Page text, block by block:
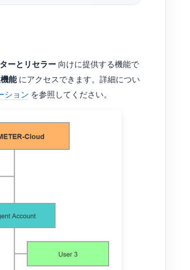
ーとリセラー 向けに提供する機能で
能にアクセスできます。詳細につい
ション を参照してください。